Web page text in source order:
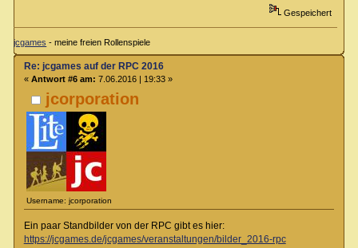
Gespeichert
jcgames - meine freien Rollenspiele
jcorporation
Username: jcorporation
Re: jcgames auf der RPC 2016
« Antwort #6 am: 7.06.2016 | 19:33 »
Ein paar Standbilder von der RPC gibt es hier:
https://jcgames.de/jcgames/veranstaltungen/bilder_2016-rpc